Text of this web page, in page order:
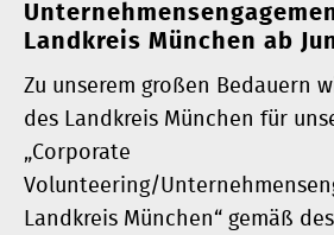
Landkreis München ab
Zu unserem großen Bedauern
des Landkreis München für
„Corporate
Volunteering/
Landkreis München“ gemäß